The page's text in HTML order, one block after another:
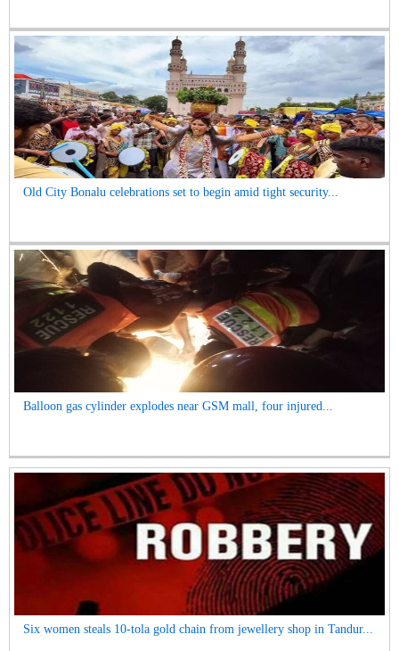
Old City Bonalu celebrations set to begin amid tight security...
Balloon gas cylinder explodes near GSM mall, four injured...
Six women steals 10-tola gold chain from jewellery shop in Tandur...